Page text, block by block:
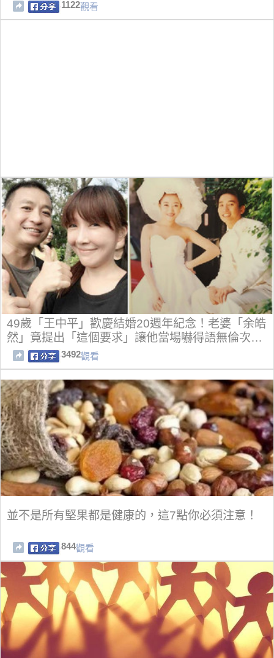
1122觀看
49歲「王中平」歡慶結婚20週年紀念！老婆「余皓
然」竟提出「這個要求」讓他當場嚇得語無倫次…
3492觀看
並不是所有堅果都是健康的，這7點你必須注意！
844觀看